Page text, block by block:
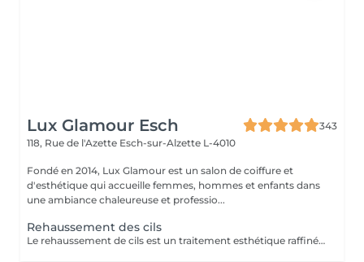
Lux Glamour Esch
343
118, Rue de l'Azette Esch-sur-Alzette L-4010
Fondé en 2014, Lux Glamour est un salon de coiffure et
d'esthétique qui accueille femmes, hommes et enfants dans
une ambiance chaleureuse et professio...
Rehaussement des cils
Le rehaussement de cils est un traitement esthétique raffiné qui confère à vos cils une courbure naturelle et gracieuse. En utilisant des produits spécialisés et des techniques de mise en forme expertes, nous ajoutons une dimension supplémentaire de courbure et de définition à vos cils. La durée du traitement varie généralement de 4 à 8 semaines, selon le cycle de croissance naturel de vos cils. De plus, notre service comprend une teinture noire des cils, offrant ainsi une intensité supplémentaire à votre regard. Veuillez ne pas appliquer de Mascara Waterproof le jour de votre rendez-vous.